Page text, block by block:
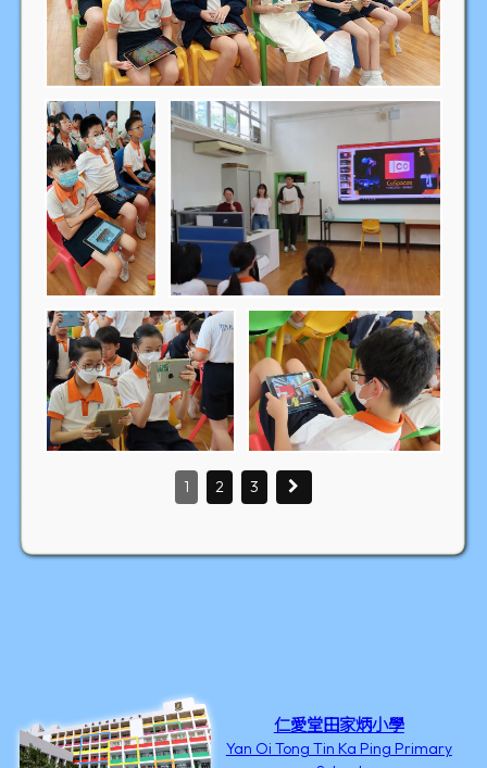
1 2 3
仁愛堂田家炳小學
Yan Oi Tong Tin Ka Ping Primary